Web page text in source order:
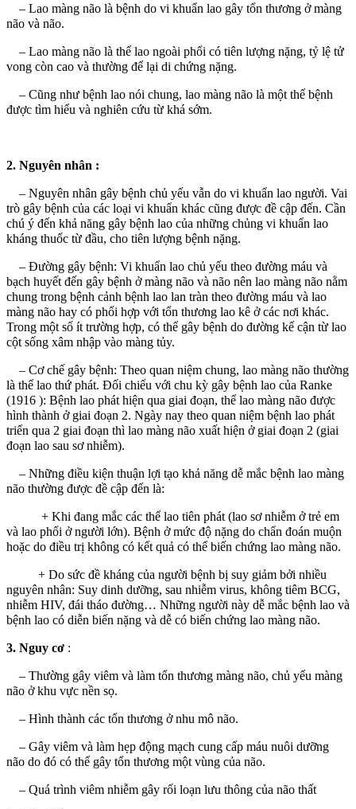
– Lao màng não là bệnh do vi khuẩn lao gây tổn thương ở màng
não và não.
– Lao màng não là thể lao ngoài phổi có tiên lượng nặng, tỷ lệ tử
vong còn cao và thường để lại di chứng nặng.
– Cũng như bệnh lao nói chung, lao màng não là một thể bệnh
được tìm hiểu và nghiên cứu từ khá sớm.
2. Nguyên nhân :
– Nguyên nhân gây bệnh chủ yếu vẫn do vi khuẩn lao người. Vai
trò gây bệnh của các loại vi khuẩn khác cũng được đề cập đến. Cần
chú ý đến khả năng gây bệnh lao của những chủng vi khuẩn lao
kháng thuốc từ đầu, cho tiên lượng bệnh nặng.
– Đường gây bệnh: Vi khuẩn lao chủ yếu theo đường máu và
bạch huyết đến gây bệnh ở màng não và não nên lao màng não nằm
chung trong bệnh cảnh bệnh lao lan tràn theo đường máu và lao
màng não hay có phối hợp với tổn thương lao kê ở các nơi khác.
Trong một số ít trường hợp, có thể gây bệnh do đường kế cận từ lao
cột sống xâm nhập vào màng tủy.
– Cơ chế gây bệnh: Theo quan niệm chung, lao màng não thường
là thể lao thứ phát. Đối chiếu với chu kỳ gây bệnh lao của Ranke
(1916 ): Bệnh lao phát hiện qua giai đoạn, thể lao màng não được
hình thành ở giai đoạn 2. Ngày nay theo quan niệm bệnh lao phát
triển qua 2 giai đoạn thì lao màng não xuất hiện ở giai đoạn 2 (giai
đoạn lao sau sơ nhiễm).
– Những điều kiện thuận lợi tạo khả năng dễ mắc bệnh lao màng
não thường được đề cập đến là:
+ Khi đang mắc các thể lao tiên phát (lao sơ nhiễm ở trẻ em
và lao phổi ở người lớn). Bệnh ở mức độ nặng do chẩn đoán muộn
hoặc do điều trị không có kết quả có thể biến chứng lao màng não.
+ Do sức đề kháng của người bệnh bị suy giảm bởi nhiều
nguyên nhân: Suy dinh dưỡng, sau nhiễm virus, không tiêm BCG,
nhiễm HIV, đái tháo đường… Những người này dễ mắc bệnh lao và
bệnh lao có diễn biến nặng và dễ có biến chứng lao màng não.
3. Nguy cơ :
– Thường gây viêm và làm tổn thương màng não, chủ yếu màng
não ở khu vực nền sọ.
– Hình thành các tổn thương ở nhu mô não.
– Gây viêm và làm hẹp động mạch cung cấp máu nuôi dưỡng
não do đó có thể gây tổn thương một vùng của não.
– Quá trình viêm nhiễm gây rối loạn lưu thông của não thất